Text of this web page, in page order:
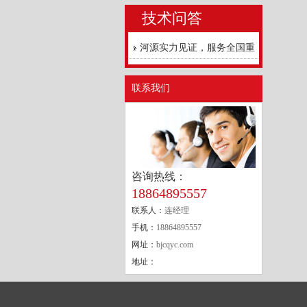
技术问答
河源实力见证，服务全国重
点工程
联系我们
咨询热线：
18864895557
联系人： 连经理
手机： 18864895557
网址： bjcqyc.com
地址：